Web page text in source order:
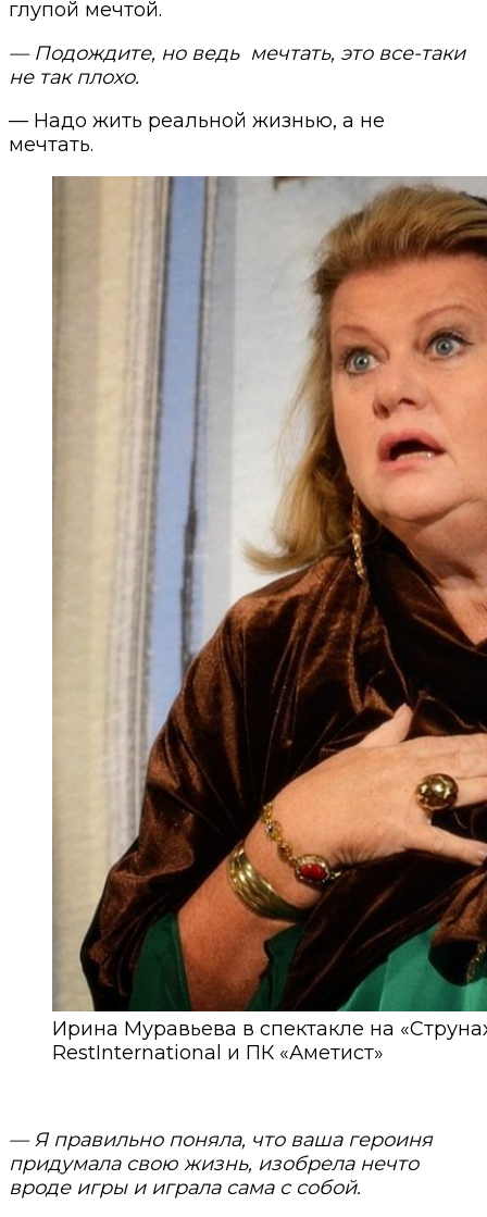
глупой мечтой.
— Подождите, но ведь мечтать, это все-таки
не так плохо.
— Надо жить реальной жизнью, а не
мечтать.
Ирина Муравьева в спектакле на
RestInternational и ПК «Аметист»
— Я правильно поняла, что ваша героиня
придумала свою жизнь, изобрела нечто
вроде игры и играла сама с собой.